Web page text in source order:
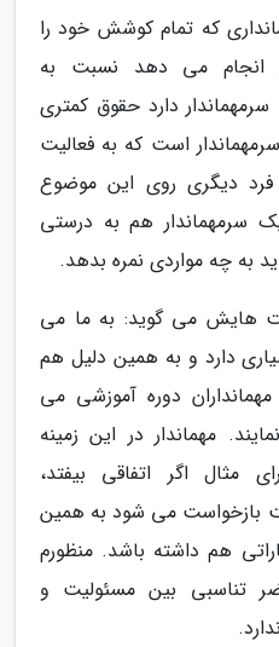
که تمام کوشش خود را
انجام می دهد نسبت به
دارد حقوق کمتری
است که به فعالیت
فرد دیگری روی این موضوع
سرمهماندار هم به درستی
به چه مواردی نمره بدهد.
هایش می گوید: به ما می
دارد و به همین دلیل هم
دوره آموزشی می
مهماندار در این زمینه
مثال اگر اتفاقی بیفتد،
بازخواست می شود به همین
هم داشته باشد. منظورم
تناسبی بین مسئولیت و